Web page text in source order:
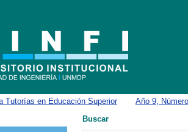
Tutorías en Educación Superior
Año 9,
Buscar